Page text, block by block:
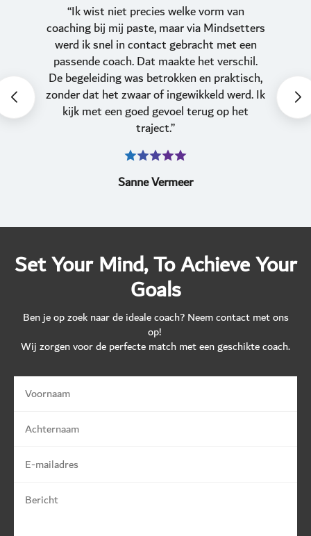
“Ik wist niet precies welke vorm van
coaching bij mij paste, maar via Mindsetters
werd ik snel in contact gebracht met een
passende coach. Dat maakte het verschil.
De begeleiding was betrokken en praktisch,
zonder dat het zwaar of ingewikkeld werd. Ik
kijk met een goed gevoel terug op het
traject.”
Sanne Vermeer
Set Your Mind, To Achieve Your
Goals
Ben je op zoek naar de ideale coach? Neem contact met ons
op!
Wij zorgen voor de perfecte match met een geschikte coach.